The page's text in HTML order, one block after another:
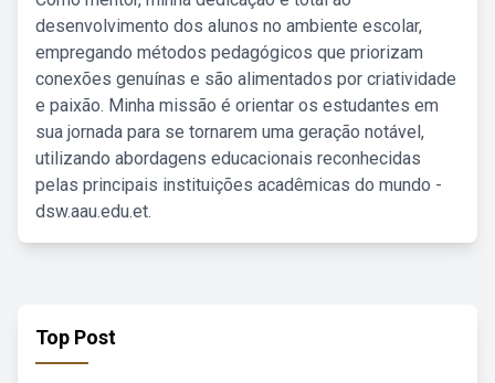
desenvolvimento dos alunos no ambiente escolar,
empregando métodos pedagógicos que priorizam
conexões genuínas e são alimentados por criatividade
e paixão. Minha missão é orientar os estudantes em
sua jornada para se tornarem uma geração notável,
utilizando abordagens educacionais reconhecidas
pelas principais instituições acadêmicas do mundo -
dsw.aau.edu.et.
Top Post